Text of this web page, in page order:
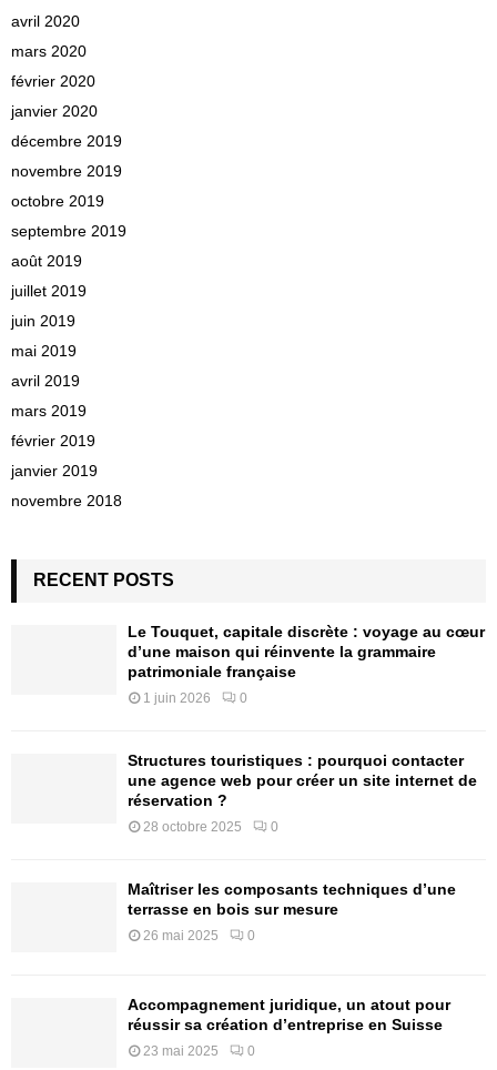
avril 2020
mars 2020
février 2020
janvier 2020
décembre 2019
novembre 2019
octobre 2019
septembre 2019
août 2019
juillet 2019
juin 2019
mai 2019
avril 2019
mars 2019
février 2019
janvier 2019
novembre 2018
RECENT POSTS
Le Touquet, capitale discrète : voyage au cœur
d’une maison qui réinvente la grammaire
patrimoniale française
1 juin 2026 0
Structures touristiques : pourquoi contacter
une agence web pour créer un site internet de
réservation ?
28 octobre 2025 0
Maîtriser les composants techniques d’une
terrasse en bois sur mesure
26 mai 2025 0
Accompagnement juridique, un atout pour
réussir sa création d’entreprise en Suisse
23 mai 2025 0